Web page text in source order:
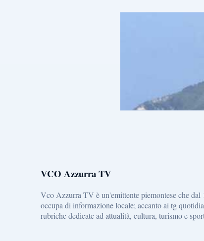
VCO Azzurra TV
Vco Azzurra TV è un'emittente piemontese che dal
occupa di informazione locale; accanto ai tg
rubriche dedicate ad attualità, cultura, turismo e